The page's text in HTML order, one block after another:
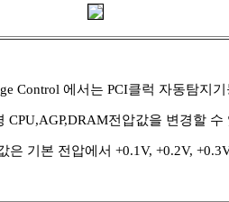
Control 에서는 PCI클럭 자동탐지
CPU,AGP,DRAM전압값을 변경할 수
은 기본 전압에서 +0.1V, +0.2V,